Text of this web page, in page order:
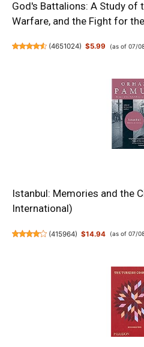
God's Battalions: A Study of
Warfare, and the Fight for
(4651024) $5.99 (as of 07/
Istanbul: Memories and the
International)
(415964) $14.94 (as of 07/